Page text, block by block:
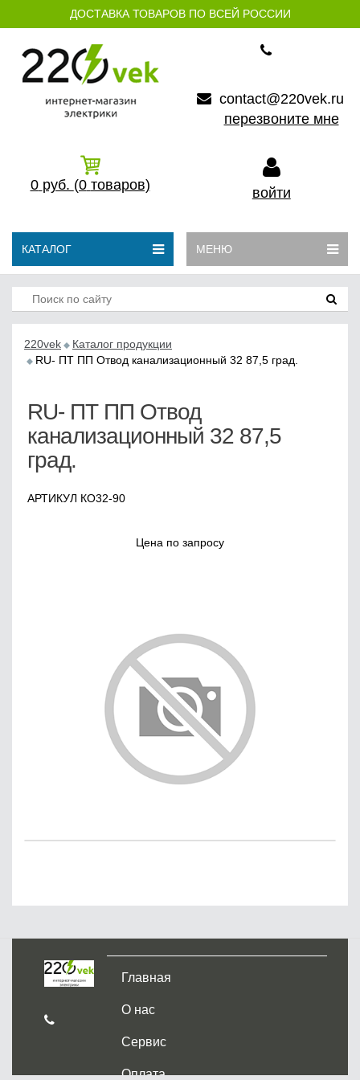
ДОСТАВКА ТОВАРОВ ПО ВСЕЙ РОССИИ
contact@220vek.ru
перезвоните мне
0 руб. (0 товаров) войти
КАТАЛОГ МЕНЮ
220vek
Каталог продукции
RU- ПТ ПП Отвод канализационный 32 87,5 град.
RU- ПТ ПП Отвод
канализационный 32 87,5
град.
АРТИКУЛ КО32-90
Цена по запросу
Главная
О нас
Сервис
Оплата